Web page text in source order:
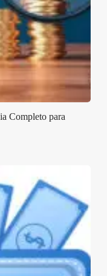
Completo para